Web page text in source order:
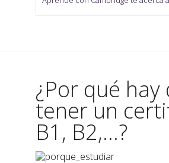
¿Por qué hay
tener un
B1, B2,...?